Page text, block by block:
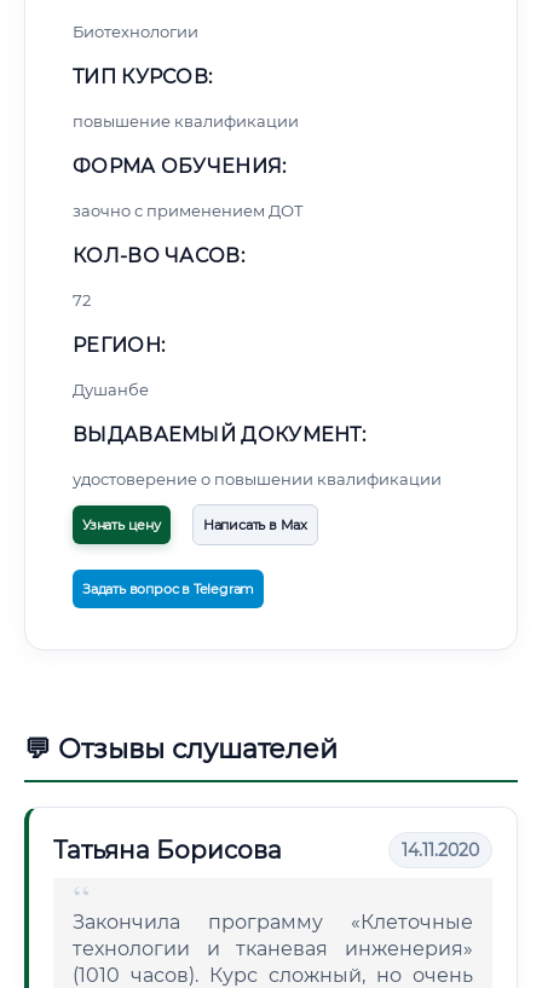
Биотехнологии
ТИП КУРСОВ:
повышение квалификации
ФОРМА ОБУЧЕНИЯ:
заочно с применением ДОТ
КОЛ-ВО ЧАСОВ:
72
РЕГИОН:
Душанбе
ВЫДАВАЕМЫЙ ДОКУМЕНТ:
удостоверение о повышении квалификации
Узнать цену Написать в Max
Задать вопрос в Telegram
💬 Отзывы слушателей
Татьяна Борисова 14.11.2020
Закончила программу «Клеточные
технологии и тканевая инженерия»
(1010 часов). Курс сложный, но очень